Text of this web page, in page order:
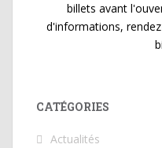
billets avant
d'informations,
CATÉGORIES
Actualités